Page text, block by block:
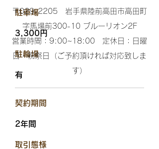
駐車場
3,300円
​駐輪場
有
​契約期間
2年間
​取引態様
〒029-2205 岩手県陸前高田市高田町
字馬場前300-10 ブルーリオン2F​
営業時間：9:00~18:00 定休日：日曜
日・祝祭日（ご予約頂ければ対応致しま
す）​